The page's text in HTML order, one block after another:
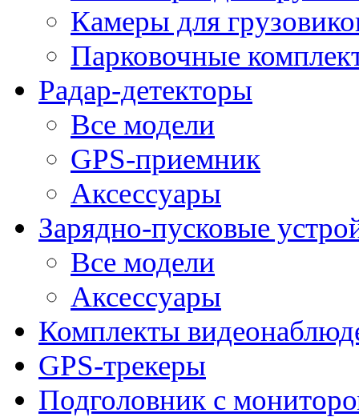
Камеры для
Парковочные
Радар-детекторы
Все модели
GPS-приемник
Аксессуары
Зарядно-пусковые
Все модели
Аксессуары
Комплекты
GPS-трекеры
Подголовник с